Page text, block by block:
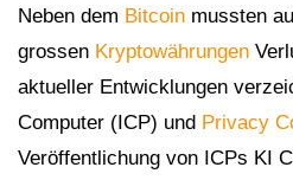
Neben dem Bitcoin mussten
grossen Kryptowährungen
aktueller Entwicklungen
Computer (ICP) und Privacy
Veröffentlichung von ICPs KI